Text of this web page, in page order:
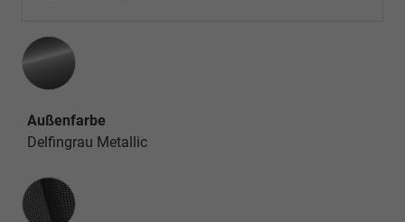
Außenfarbe
Delfingrau Metallic
Innenausstattung